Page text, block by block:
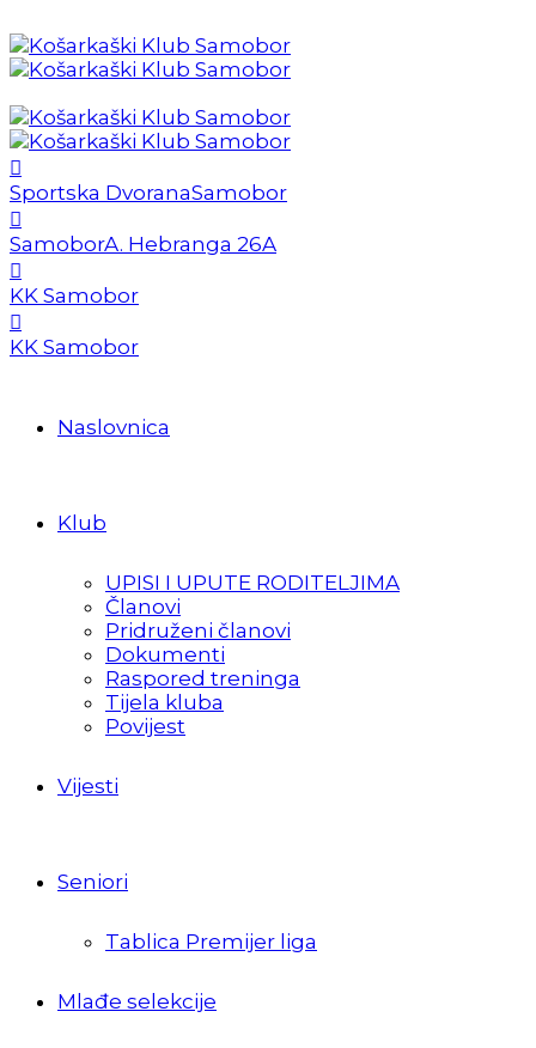
Sportska DvoranaSamobor
SamoborA. Hebranga 26A
KK Samobor
KK Samobor
Naslovnica
Klub
UPISI I UPUTE RODITELJIMA
Članovi
Pridruženi članovi
Dokumenti
Raspored treninga
Tijela kluba
Povijest
Vijesti
Seniori
Tablica Premijer liga
Mlađe selekcije